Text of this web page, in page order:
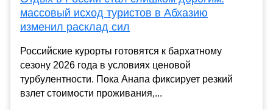
массовый исход туристов в Абхазию
изменил расклад сил
Российские курорты готовятся к бархатному
сезону 2026 года в условиях ценовой
турбулентности. Пока Анапа фиксирует резкий
взлет стоимости проживания,...